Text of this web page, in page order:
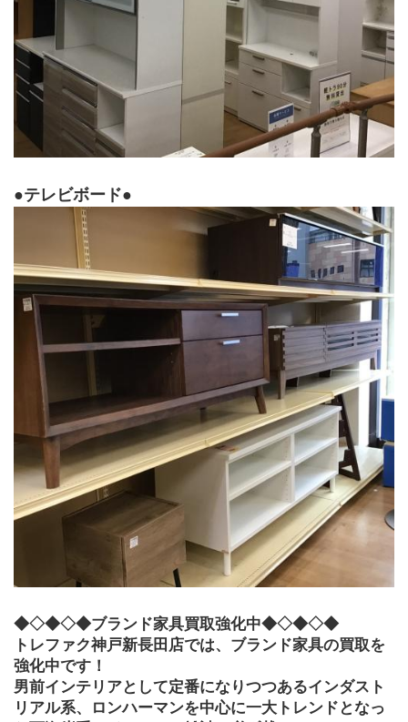
●テレビボード●
◆◇◆◇◆ブランド家具買取強化中◆◇◆◇◆
トレファク神戸新長田店では、ブランド家具の買取を
強化中です！
男前インテリアとして定番になりつつあるインダスト
リアル系、ロンハーマンを中心に一大トレンドとなっ